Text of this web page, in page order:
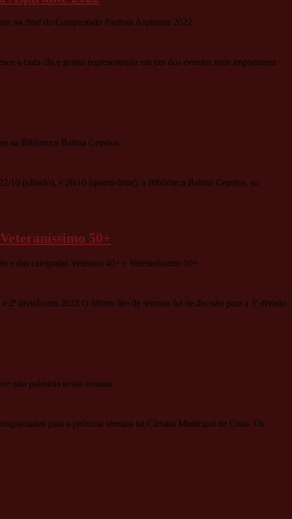
na final do Campeonato Paulista Aspirante 2022
a cada dia e ganha representação em um dos eventos mais importantes
na Biblioteca Batista Cepelos
10 (sábado), e 26/10 (quarta-feira), a Biblioteca Batista Cepelos, no
50+
e das categorias Veterano 40+ e Veteraníssimo 50+
divisão em 2023 O último fim de semana foi de decisão para a 3ª divisão
oito palestras nessa semana
para a próxima semana na Câmara Municipal de Cotia. Os